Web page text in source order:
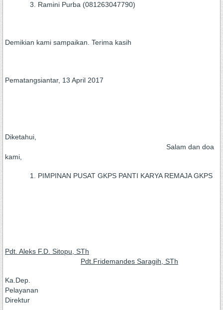
Ramini Purba (081263047790)
Demikian kami sampaikan. Terima kasih
Pematangsiantar, 13 April 2017
Diketahui,
Salam dan doa
kami,
PIMPINAN PUSAT GKPS PANTI KARYA REMAJA GKPS
Pdt. Aleks F.D. Sitopu, STh
Pdt.Fridemandes Saragih, STh
Ka.Dep.
Direktur